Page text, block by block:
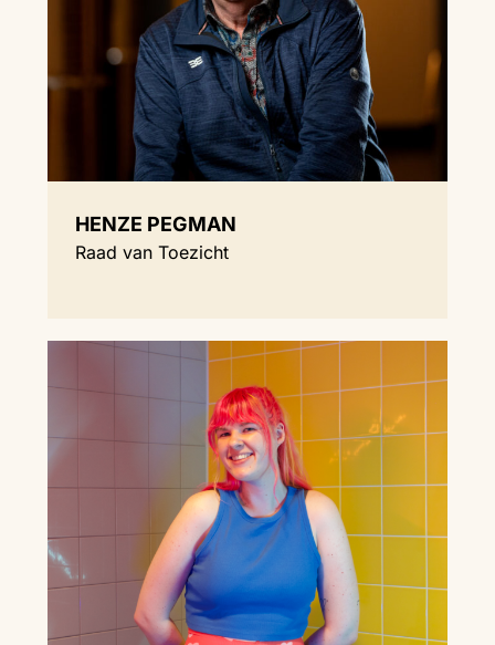
HENZE PEGMAN
Raad van Toezicht